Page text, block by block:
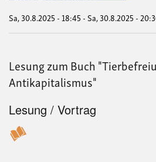
Sa, 30.8.2025 - 18:45 -Sa, 30.8.2025 -
Lesung zum Buch
Antikapitalismus"
Lesung / Vortrag